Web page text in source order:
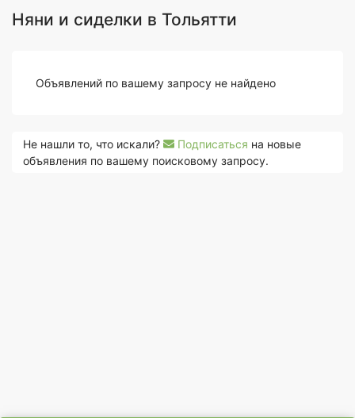
Няни и сиделки в Тольятти
Объявлений по вашему запросу не найдено
Не нашли то, что искали? Подписаться на новые
объявления по вашему поисковому запросу.